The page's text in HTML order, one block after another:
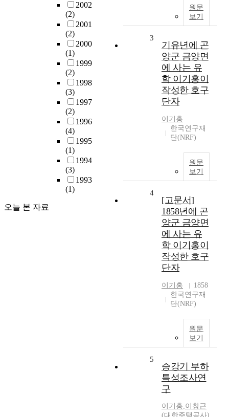
2002
(2)
2001
(2)
2000
(1)
1999
(2)
1998
(3)
1997
(2)
1996
(4)
1995
(1)
1994
(3)
1993
(1)
오늘 본 자료
원문
보기
3
기유년에 곤
양군 금양면
에 사는 유
학 이기홍이
작성한 호구
단자
이기홍
한국연구재
단(NRF)
원문
보기
4
[고문서]
1858년에 곤
양군 금양면
에 사는 유
학 이기홍이
작성한 호구
단자
이기홍
1858
한국연구재
단(NRF)
원문
보기
5
승강기 부하
특성조사연
구
이기홍,이창근
(대한주택공사)